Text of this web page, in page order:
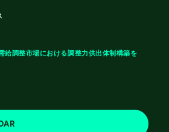
給調整市場における調整力供出体制構築を